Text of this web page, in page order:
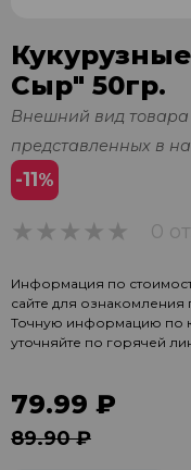
Сыр" 50гр.
Внешний вид товара
представленных в
-11%
0
Информация по
сайте для ознакомления
Точную информацию по
уточняйте по горячей
79.99 ₽
89.90 ₽